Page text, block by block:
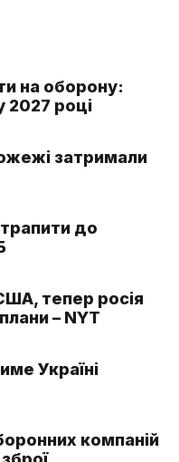
на оборону:
2027 році
затримали
до
тепер росія
– NYT
Україні
компаній